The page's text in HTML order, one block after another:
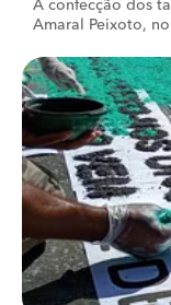
A confecção dos
Amaral Peixoto,